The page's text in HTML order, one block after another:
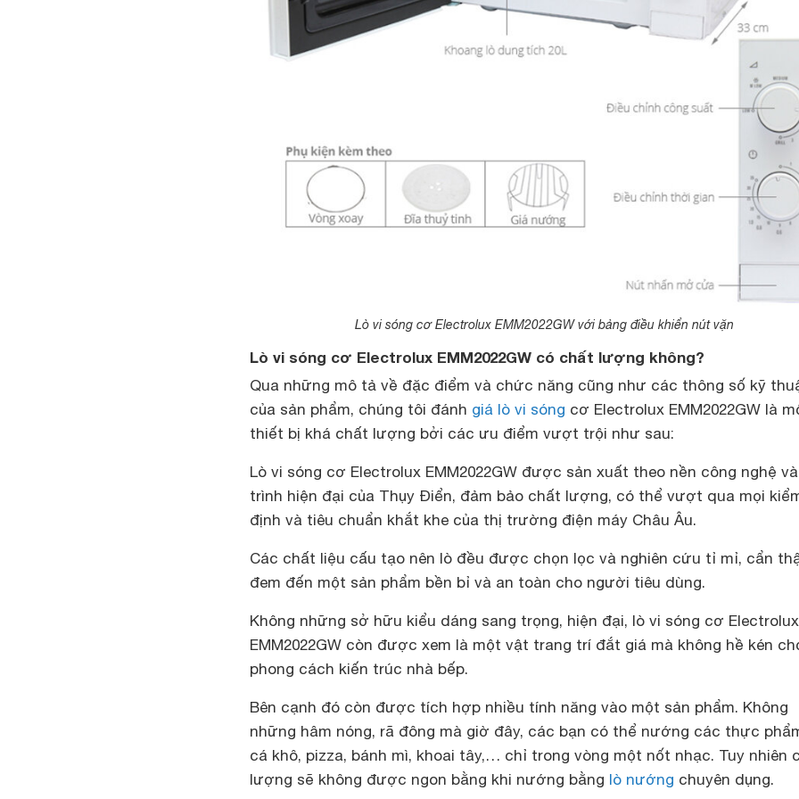
Lò vi sóng cơ Electrolux EMM2022GW với bảng điều khiển nút vặn
Lò vi sóng cơ Electrolux EMM2022GW có chất lượng không?
Qua những mô tả về đặc điểm và chức năng cũng như các thông số kỹ
của sản phẩm, chúng tôi đánh giá lò vi sóng cơ Electrolux EMM2022GW là
thiết bị khá chất lượng bởi các ưu điểm vượt trội như sau:
Lò vi sóng cơ Electrolux EMM2022GW được sản xuất theo nền công nghệ
trình hiện đại của Thụy Điển, đảm bảo chất lượng, có thể vượt qua mọi
định và tiêu chuẩn khắt khe của thị trường điện máy Châu Âu.
Các chất liệu cấu tạo nên lò đều được chọn lọc và nghiên cứu tỉ mỉ, cẩn
đem đến một sản phẩm bền bỉ và an toàn cho người tiêu dùng.
Không những sở hữu kiểu dáng sang trọng, hiện đại, lò vi sóng cơ Electrolux
EMM2022GW còn được xem là một vật trang trí đắt giá mà không hề kén
phong cách kiến trúc nhà bếp.
Bên cạnh đó còn được tích hợp nhiều tính năng vào một sản phẩm. Không
những hâm nóng, rã đông mà giờ đây, các bạn có thể nướng các thực
cá khô, pizza, bánh mì, khoai tây,… chỉ trong vòng một nốt nhạc. Tuy nhiên
lượng sẽ không được ngon bằng khi nướng bằng lò nướng chuyên dụng.